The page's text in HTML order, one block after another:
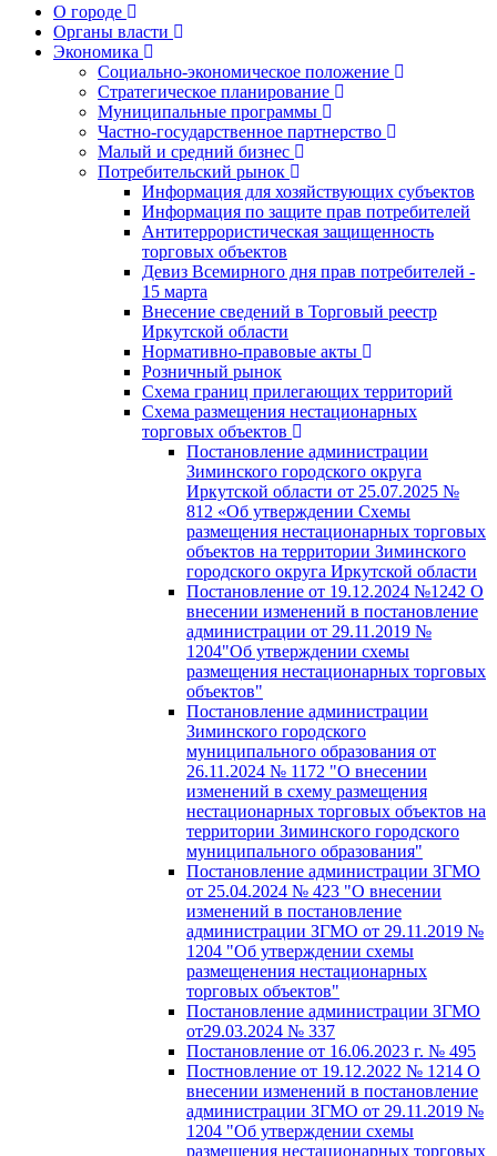
О городе
Органы власти
Экономика
Социально-экономическое положение
Стратегическое планирование
Муниципальные программы
Частно-государственное партнерство
Малый и средний бизнес
Потребительский рынок
Информация для хозяйствующих субъектов
Информация по защите прав потребителей
Антитеррористическая защищенность
торговых объектов
Девиз Всемирного дня прав потребителей -
15 марта
Внесение сведений в Торговый реестр
Иркутской области
Нормативно-правовые акты
Розничный рынок
Схема границ прилегающих территорий
Схема размещения нестационарных
торговых объектов
Постановление администрации
Зиминского городского округа
Иркутской области от 25.07.2025 №
812 «Об утверждении Схемы
размещения нестационарных торговых
объектов на территории Зиминского
городского округа Иркутской области
Постановление от 19.12.2024 №1242 О
внесении изменений в постановление
администрации от 29.11.2019 №
1204"Об утверждении схемы
размещения нестационарных торговых
объектов"
Постановление администрации
Зиминского городского
муниципального образования от
26.11.2024 № 1172 "О внесении
изменений в схему размещения
нестационарных торговых объектов на
территории Зиминского городского
муниципального образования"
Постановление администрации ЗГМО
от 25.04.2024 № 423 "О внесении
изменений в постановление
администрации ЗГМО от 29.11.2019 №
1204 "Об утверждении схемы
размещенения нестационарных
торговых объектов"
Постановление администрации ЗГМО
от29.03.2024 № 337
Постановление от 16.06.2023 г. № 495
Постновление от 19.12.2022 № 1214 О
внесении изменений в постановление
администрации ЗГМО от 29.11.2019 №
1204 "Об утверждении схемы
размещения нестационарных торговых